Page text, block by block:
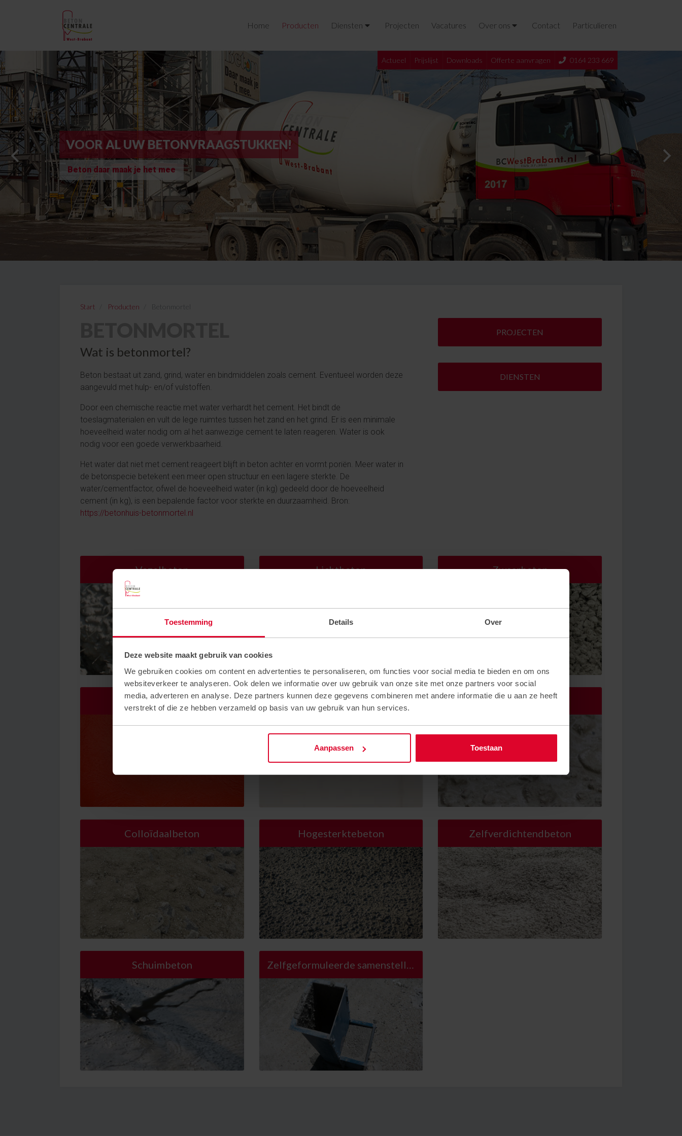
Toestemming Details Over
Deze website maakt gebruik van cookies
We gebruiken cookies om content en advertenties te personaliseren, om functies voor social media te bieden en om ons
websiteverkeer te analyseren. Ook delen we informatie over uw gebruik van onze site met onze partners voor social
media, adverteren en analyse. Deze partners kunnen deze gegevens combineren met andere informatie die u aan ze heeft
verstrekt of die ze hebben verzameld op basis van uw gebruik van hun services.
Aanpassen Toestaan
Home Producten Diensten Projecten Vacatures Over ons Contact Particulieren
Actueel Prijslijst Downloads Offerte aanvragen 0164 233 669
VOOR AL UW BETONVRAAGSTUKKEN!
Beton daar maak je het mee
Start Producten Betonmortel
Wat is betonmortel?
Beton bestaat uit zand, grind, water en bindmiddelen zoals cement. Eventueel worden deze
aangevuld met hulp- en/of vulstoffen.
Door een chemische reactie met water verhardt het cement. Het bindt de
toeslagmaterialen en vult de lege ruimtes tussen het zand en het grind. Er is een minimale
hoeveelheid water nodig om al het aanwezige cement te laten reageren. Water is ook
nodig voor een goede verwerkbaarheid.
Het water dat niet met cement reageert blijft in beton achter en vormt poriën. Meer water in
de betonspecie betekent een meer open structuur en een lagere sterkte. De
water/cementfactor, ofwel de hoeveelheid water (in kg) gedeeld door de hoeveelheid
cement (in kg), is een bepalende factor voor sterkte en duurzaamheid. Bron:
https://betonhuis-betonmortel.nl
PROJECTEN
DIENSTEN
Vezelbeton Lichtbeton Zwaarbeton
Gekleurdbeton Schoonbeton Vloeistofdichtbeton
Colloïdaalbeton Hogesterktebeton Zelfverdichtendbeton
Schuimbeton Zelfgeformuleerde samenstelling